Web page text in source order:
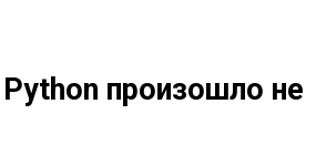
произошло не